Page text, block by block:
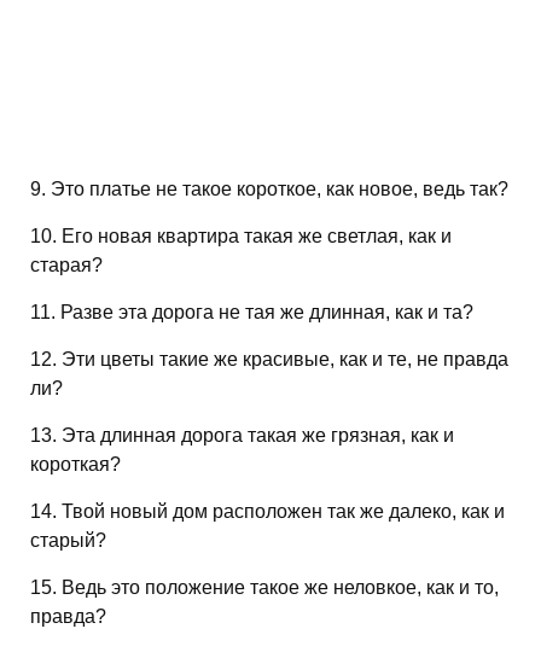
9. Это платье не такое короткое, как новое, ведь так?
10. Его новая квартира такая же светлая, как и
старая?
11. Разве эта дорога не тая же длинная, как и та?
12. Эти цветы такие же красивые, как и те, не правда
ли?
13. Эта длинная дорога такая же грязная, как и
короткая?
14. Твой новый дом расположен так же далеко, как и
старый?
15. Ведь это положение такое же неловкое, как и то,
правда?